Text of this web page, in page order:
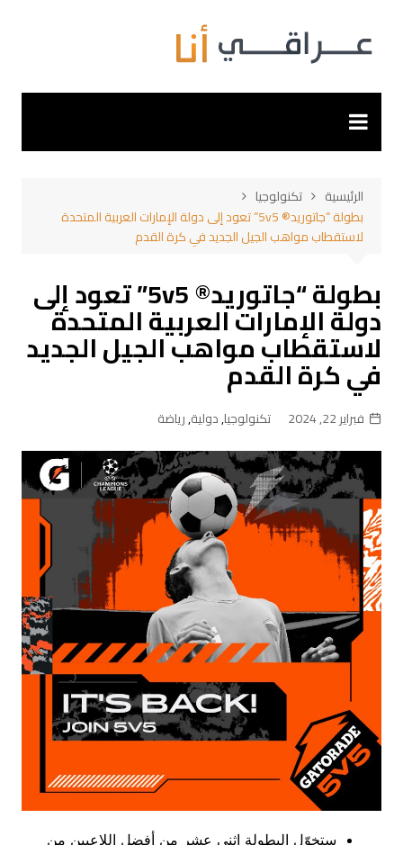
المحتوى
الرئيسية
تكنولوجيا
بطولة “جاتوريد® 5v5” تعود إلى دولة الإمارات العربية المتحدة
لاستقطاب مواهب الجيل الجديد في كرة القدم
بطولة “جاتوريد® 5v5” تعود إلى
دولة الإمارات العربية المتحدة
لاستقطاب مواهب الجيل الجديد
في كرة القدم
فبراير 22, 2024 تكنولوجيا,دولية,رياضة
ستخوّل البطولة اثني عشر من أفضل اللاعبين من